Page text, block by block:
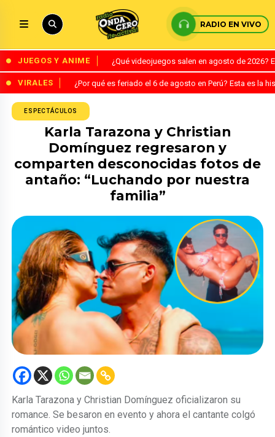
RADIO EN VIVO
JUEGOS Y ANIME ¿Qué videojuegos salen en agosto de
VIRALES ¿Por qué es feriado el 6 de agosto en Perú? Esta es la
ESPECTÁCULOS
Karla Tarazona y Christian
Domínguez regresaron y
comparten desconocidas fotos de
antaño: “Luchando por nuestra
familia”
Karla Tarazona y Christian Domínguez oficializaron su
romance. Se besaron en evento y ahora el cantante colgó
romántico video juntos.